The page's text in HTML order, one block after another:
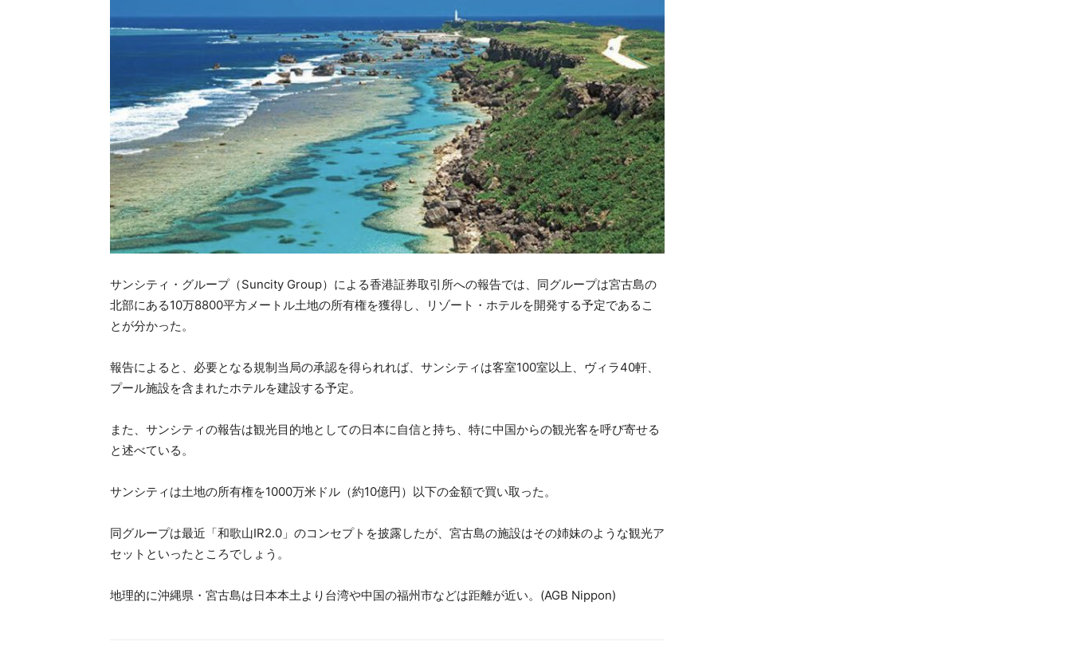
サンシティ・グループ（Suncity Group）による香港証券取引所への報告では、同グループは宮古島の
北部にある10万8800平方メートル土地の所有権を獲得し、リゾート・ホテルを開発する予定であるこ
とが分かった。
報告によると、必要となる規制当局の承認を得られれば、サンシティは客室100室以上、ヴィラ40軒、
プール施設を含まれたホテルを建設する予定。
また、サンシティの報告は観光目的地としての日本に自信と持ち、特に中国からの観光客を呼び寄せる
と述べている。
サンシティは土地の所有権を1000万米ドル（約10億円）以下の金額で買い取った。
同グループは最近「和歌山IR2.0」のコンセプトを披露したが、宮古島の施設はその姉妹のような観光ア
セットといったところでしょう。
地理的に沖縄県・宮古島は日本本土より台湾や中国の福州市などは距離が近い。(AGB Nippon)